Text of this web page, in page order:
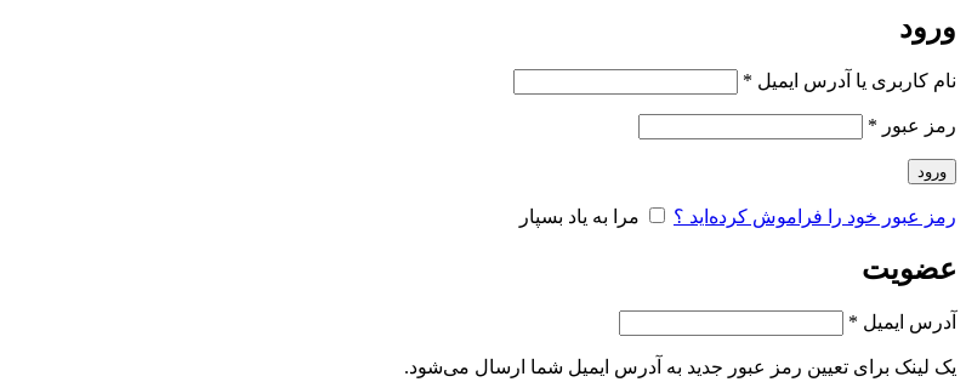
ورود
نام کاربری یا آدرس ایمیل *
رمز عبور *
ورود
رمز عبور خود را فراموش کرده‌اید ؟ مرا به یاد بسپار
عضویت
آدرس ایمیل *
یک لینک برای تعیین رمز عبور جدید به آدرس ایمیل شما ارسال می‌شود.